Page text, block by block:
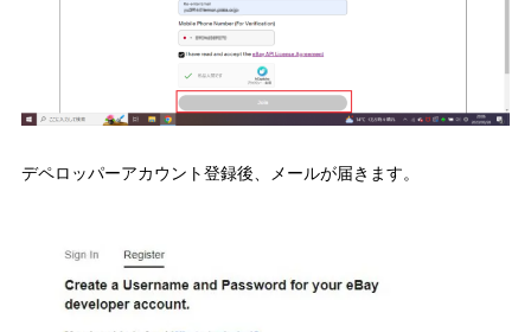
デペロッパーアカウント登録後、メールが届きます。